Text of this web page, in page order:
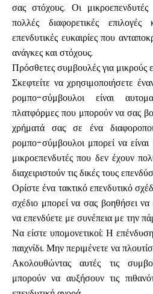
σας στόχους. Οι
πολλές διαφορετικές
επενδυτικές ευκαιρίες που
ανάγκες και στόχους.
Πρόσθετες συμβουλές για μικρούς
Σκεφτείτε να χρησιμοποιήσετε
ρομπο-σύμβουλοι είναι
πλατφόρμες που μπορούν να σας
χρήματά σας σε ένα
ρομπο-σύμβουλοι μπορεί να
μικροεπενδυτές που δεν έχουν
διαχειριστούν τις δικές τους
Ορίστε ένα τακτικό επενδυτικό
σχέδιο μπορεί να σας βοηθήσει να
να επενδύετε με συνέπεια με την
Να είστε υπομονετικοί: Η
παιχνίδι. Μην περιμένετε να
Ακολουθώντας αυτές τις
μπορούν να αυξήσουν τις